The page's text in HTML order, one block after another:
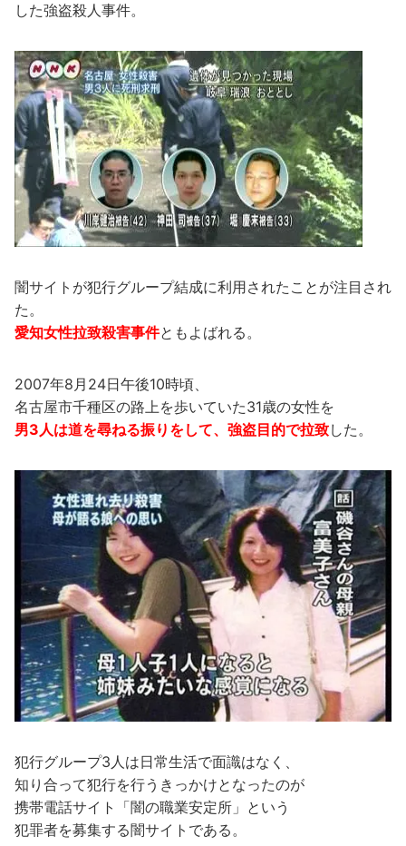
した強盗殺人事件。
闇サイトが犯行グループ結成に利用されたことが注目され
た。
愛知女性拉致殺害事件ともよばれる。
2007年8月24日午後10時頃、
名古屋市千種区の路上を歩いていた31歳の女性を
男3人は道を尋ねる振りをして、強盗目的で拉致した。
犯行グループ3人は日常生活で面識はなく、
知り合って犯行を行うきっかけとなったのが
携帯電話サイト「闇の職業安定所」という
犯罪者を募集する闇サイトである。